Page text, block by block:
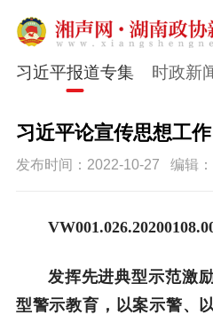
习近平报道专集 时政新
习近平论宣传思想工作
发布时间：2022-10-27 编辑
发挥先进典型示范激
型警示教育，以案示警、